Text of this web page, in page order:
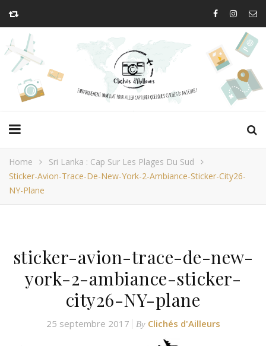
Home
Sri Lanka : Cap Sur Les Plages Du Sud
Sticker-Avion-Trace-De-New-York-2-Ambiance-Sticker-City26-
NY-Plane
sticker-avion-trace-de-new-
york-2-ambiance-sticker-
city26-NY-plane
25 septembre 2017 By Clichés d'Ailleurs